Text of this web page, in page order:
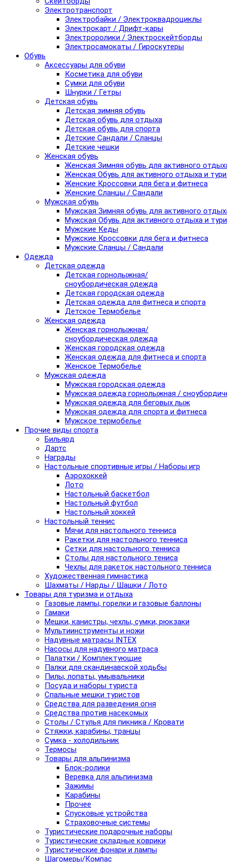
Электротранспорт
Электробайки / Электроквадроциклы
Электрокарт / Дрифт-кары
Электроролики / Электроскейтборды
Электросамокаты / Гироскутеры
Обувь
Аксессуары для обуви
Косметика для обуви
Сумки для обуви
Шнурки / Гетры
Детская обувь
Детская зимняя обувь
Детская обувь для отдыха
Детская обувь для спорта
Детские Сандали / Сланцы
Детские чешки
Женская обувь
Женская Зимняя обувь для активного
Женская Обувь для активного отдыха и
Женские Кроссовки для бега и фитнеса
Женские Сланцы / Сандали
Мужская обувь
Мужская Зимняя обувь для активного
Мужская Обувь для активного отдыха и
Мужские Кеды
Мужские Кроссовки для бега и фитнеса
Мужские Сланцы / Сандали
Одежда
Детская одежда
Детская горнолыжная/
сноубордическая одежда
Детская городская одежда
Детская одежда для фитнеса и спорта
Детское Термобелье
Женская одежда
Женская горнолыжная/
сноубордическая одежда
Женская городская одежда
Женская одежда для фитнеса и спорта
Женское Термобелье
Мужская одежда
Мужская городская одежда
Мужская одежда горнолыжная /
Мужская одежда для беговых лыж
Мужская одежда для спорта и фитнеса
Мужское термобелье
Прочие виды спорта
Бильярд
Дартс
Награды
Настольные спортивные игры / Наборы игр
Аэрохоккей
Лото
Настольный баскетбол
Настольный футбол
Настольный хоккей
Настольный теннис
Мячи для настольного тенниса
Ракетки для настольного тенниса
Сетки для настольного тенниса
Столы для настольного тениса
Чехлы для ракеток настольного тенниса
Художественная гимнастика
Шахматы / Нарды / Шашки / Лото
Товары для туризма и отдыха
Газовые лампы, горелки и газовые баллоны
Гамаки
Мешки, канистры, чехлы, сумки, рюкзаки
Мультиинструменты и ножи
Надувные матрасы INTEX
Насосы для надувного матраса
Палатки / Комплектующие
Палки для скандинавской ходьбы
Пилы, лопаты, умывальники
Посуда и наборы туриста
Спальные мешки туристов
Средства для разведения огня
Средства против насекомых
Столы / Стулья для пикника / Кровати
Стяжки, карабины, транцы
Сумка - холодильник
Термосы
Товары для альпинизма
Блок-ролики
Веревка для альпинизма
Зажимы
Карабины
Прочее
Спусковые устройства
Страховочные системы
Туристические подарочные наборы
Туристические складные коврики
Туристические фонари и лампы
Шагомеры/Компас